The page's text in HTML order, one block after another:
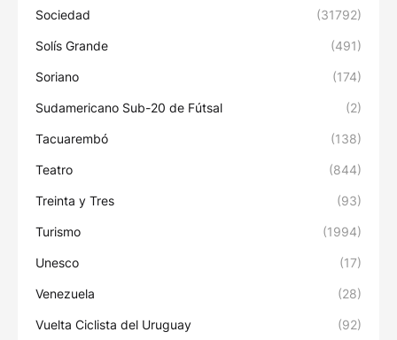
Sociedad (31792)
Solís Grande (491)
Soriano (174)
Sudamericano Sub-20 de Fútsal (2)
Tacuarembó (138)
Teatro (844)
Treinta y Tres (93)
Turismo (1994)
Unesco (17)
Venezuela (28)
Vuelta Ciclista del Uruguay (92)